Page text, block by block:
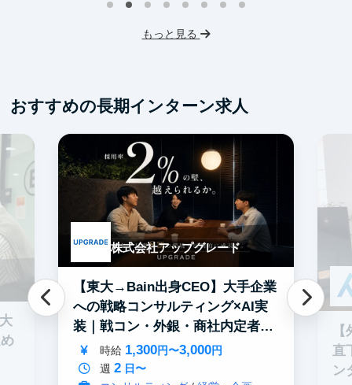
もっと見る
おすすめの長期インターン求人
株式会社アップグレード
【東大→Bain出身CEO】大手企業
への戦略コンサルティング×AI実
装｜戦コン・外銀・商社内定者多
数
時給 1,300円〜3,000円
週 2日〜
直
ン